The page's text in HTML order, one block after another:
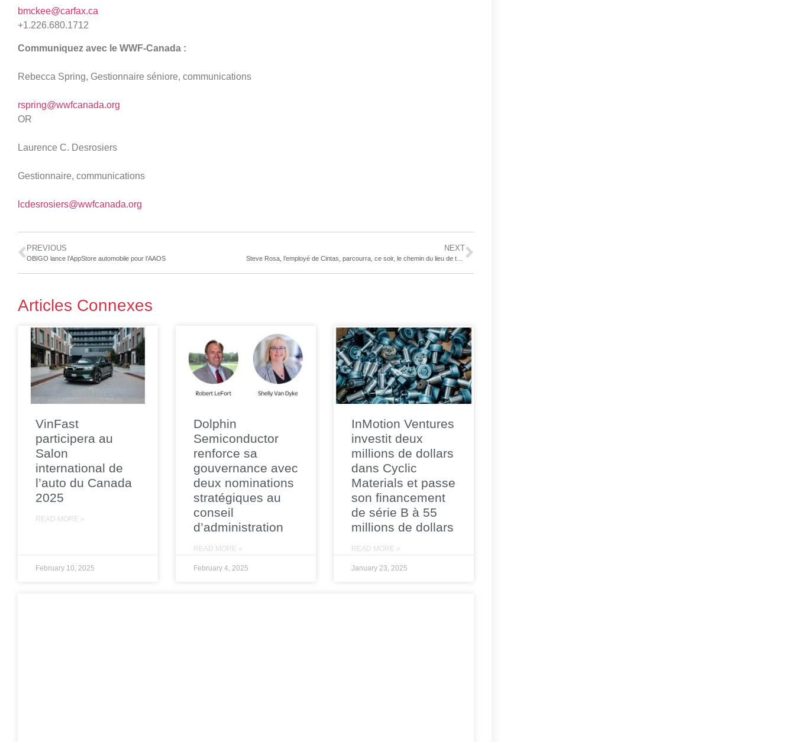
bmckee@carfax.ca
+1.226.680.1712
Communiquez avec le WWF-Canada :
Rebecca Spring, Gestionnaire séniore, communications
rspring@wwfcanada.org
OR
Laurence C. Desrosiers
Gestionnaire, communications
lcdesrosiers@wwfcanada.org
PREVIOUS
OBIGO lance l’AppStore automobile pour l’AAOS
NEXT
Articles Connexes
VinFast
participera au
Salon
international de
l’auto du Canada
2025
READ MORE »
February 10, 2025
Dolphin
Semiconductor
renforce sa
gouvernance avec
deux nominations
stratégiques au
conseil
d’administration
READ MORE »
February 4, 2025
InMotion Ventures
investit deux
millions de dollars
dans Cyclic
Materials et passe
son financement
de série B à 55
millions de dollars
READ MORE »
January 23, 2025